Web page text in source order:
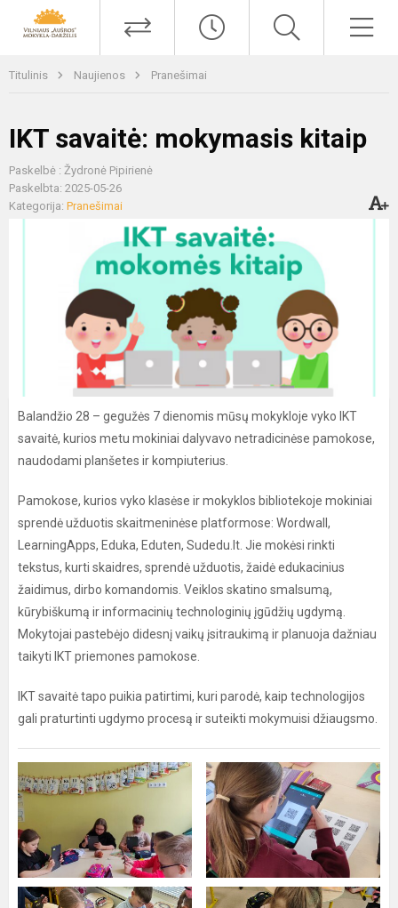
Titulinis Naujienos Pranešimai
IKT savaitė: mokymasis kitaip
Paskelbė : Žydronė Pipirienė
Paskelbta: 2025-05-26
Kategorija: Pranešimai
Balandžio 28 – gegužės 7 dienomis mūsų mokykloje vyko IKT
savaitė, kurios metu mokiniai dalyvavo netradicinėse pamokose,
naudodami planšetes ir kompiuterius.
Pamokose, kurios vyko klasėse ir mokyklos bibliotekoje mokiniai
sprendė užduotis skaitmeninėse platformose: Wordwall,
LearningApps, Eduka, Eduten, Sudedu.lt. Jie mokėsi rinkti
tekstus, kurti skaidres, sprendė užduotis, žaidė edukacinius
žaidimus, dirbo komandomis. Veiklos skatino smalsumą,
kūrybiškumą ir informacinių technologinių įgūdžių ugdymą.
Mokytojai pastebėjo didesnį vaikų įsitraukimą ir planuoja dažniau
taikyti IKT priemones pamokose.
IKT savaitė tapo puikia patirtimi, kuri parodė, kaip technologijos
gali praturtinti ugdymo procesą ir suteikti mokymuisi džiaugsmo.